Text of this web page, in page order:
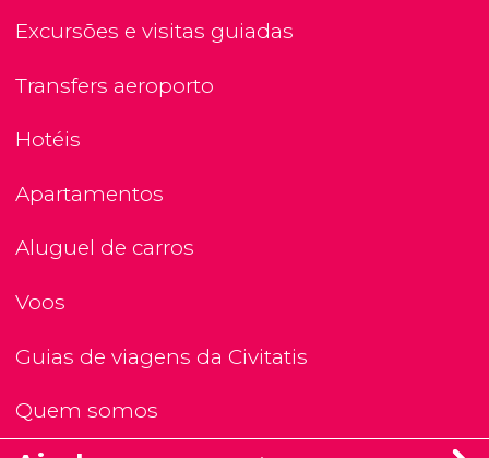
Excursões e visitas guiadas
Transfers aeroporto
Hotéis
Apartamentos
Aluguel de carros
Voos
Guias de viagens da Civitatis
Quem somos